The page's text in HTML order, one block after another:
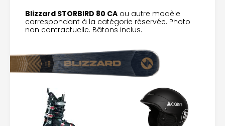
Blizzard STORBIRD 80 CA ou autre modèle
correspondant à la catégorie réservée. Photo
non contractuelle. Bâtons inclus.